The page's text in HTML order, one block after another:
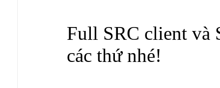
Full SRC client và
các thứ nhé!